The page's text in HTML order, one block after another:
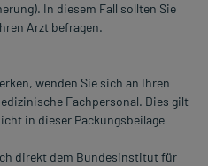
In diesem Fall sollten Sie
Arzt befragen.
wenden Sie sich an Ihren
Fachpersonal. Dies gilt
in dieser Packungsbeilage
direkt dem Bundesinstitut für